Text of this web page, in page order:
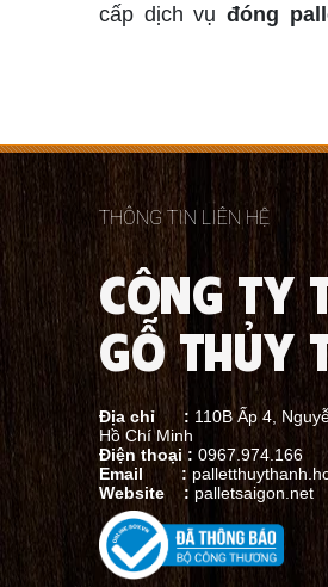
Các đặc điểm chính
• Chất Liệu: Pallet
•Kích Thước Tùy
vuông).
•Thiết Kế Đặc Biệt:
trình vận chuyển.
cấp dịch vụ đóng
THÔNG TIN LIÊN HỆ
CÔNG TY
GỖ THỦY
Địa chỉ : 110B Ấp 4,
Hồ Chí Minh
Điện thoại : 0967.974.166
Email :
Website : palletsaigon.net